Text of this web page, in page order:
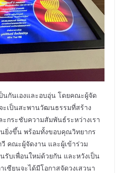
นกันเองและอบอุ่น โดยคณะผู้จัด
ะเป็นสะพานวัฒนธรรมที่สร้าง
กระชับความสัมพันธ์ระหว่างเรา
ยิ่งขึ้น พร้อมทั้งขอบคุณวิทยากร
คณะผู้จัดงาน และผู้เข้าร่วม
รับเพื่อนใหม่ด้วยกัน และหวังเป็น
ซียนจะได้มีโอกาสจัดวงเสวนา